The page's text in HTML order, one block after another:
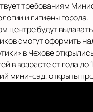
требованиям
и гигиены города.
центре будут
смогут оформить
в Чехове
в возрасте от года
мини-сад, открыты